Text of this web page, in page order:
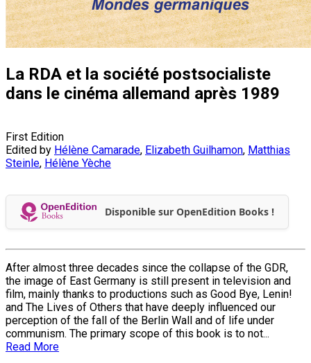
La RDA et la société postsocialiste
dans le cinéma allemand après 1989
First Edition
Edited by Hélène Camarade, Elizabeth Guilhamon, Matthias
Steinle, Hélène Yèche
Disponible sur OpenEdition Books !
After almost three decades since the collapse of the GDR,
the image of East Germany is still present in television and
film, mainly thanks to productions such as Good Bye, Lenin!
and The Lives of Others that have deeply influenced our
perception of the fall of the Berlin Wall and of life under
communism. The primary scope of this book is to not...
Read More